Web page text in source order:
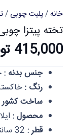
خانه/پلیت چوبی /
تخته پیتزا
415,000
جنس بدنه :
رنگ :
ساخت کشور
محصول :
قطر :